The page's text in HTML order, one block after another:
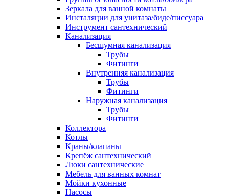
Зеркала для ванной комнаты
Инсталяции для унитаза/биде/писсуара
Инструмент сантехнический
Канализация
Бесшумная канализация
Трубы
Фитинги
Внутренняя канализация
Трубы
Фитинги
Наружная канализация
Трубы
Фитинги
Коллектора
Котлы
Краны/клапаны
Крепёж сантехнический
Люки сантехнические
Мебель для ванных комнат
Мойки кухонные
Насосы